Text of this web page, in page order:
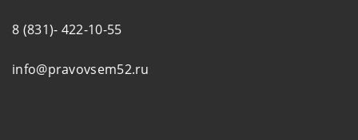
8 (831)- 422-10-55
info@pravovsem52.ru